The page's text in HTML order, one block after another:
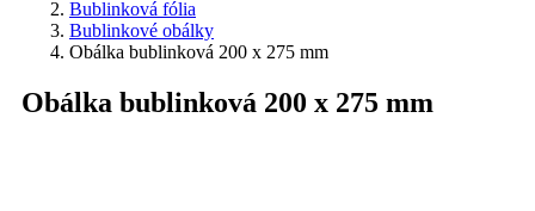
Bublinková fólia
Bublinkové obálky
Obálka bublinková 200 x 275 mm
Obálka bublinková 200 x 275 mm